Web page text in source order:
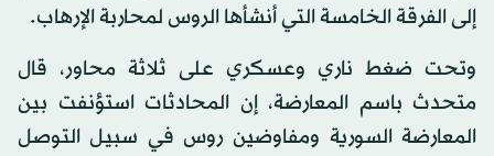
إلى الفرقة الخامسة التي أنشأها الروس لمحاربة الإرهاب.
وتحت ضغط ناري وعسكري على ثلاثة محاور، قال
متحدث باسم المعارضة، إن المحادثات استؤنفت بين
المعارضة السورية ومفاوضين روس في سبيل التوصل